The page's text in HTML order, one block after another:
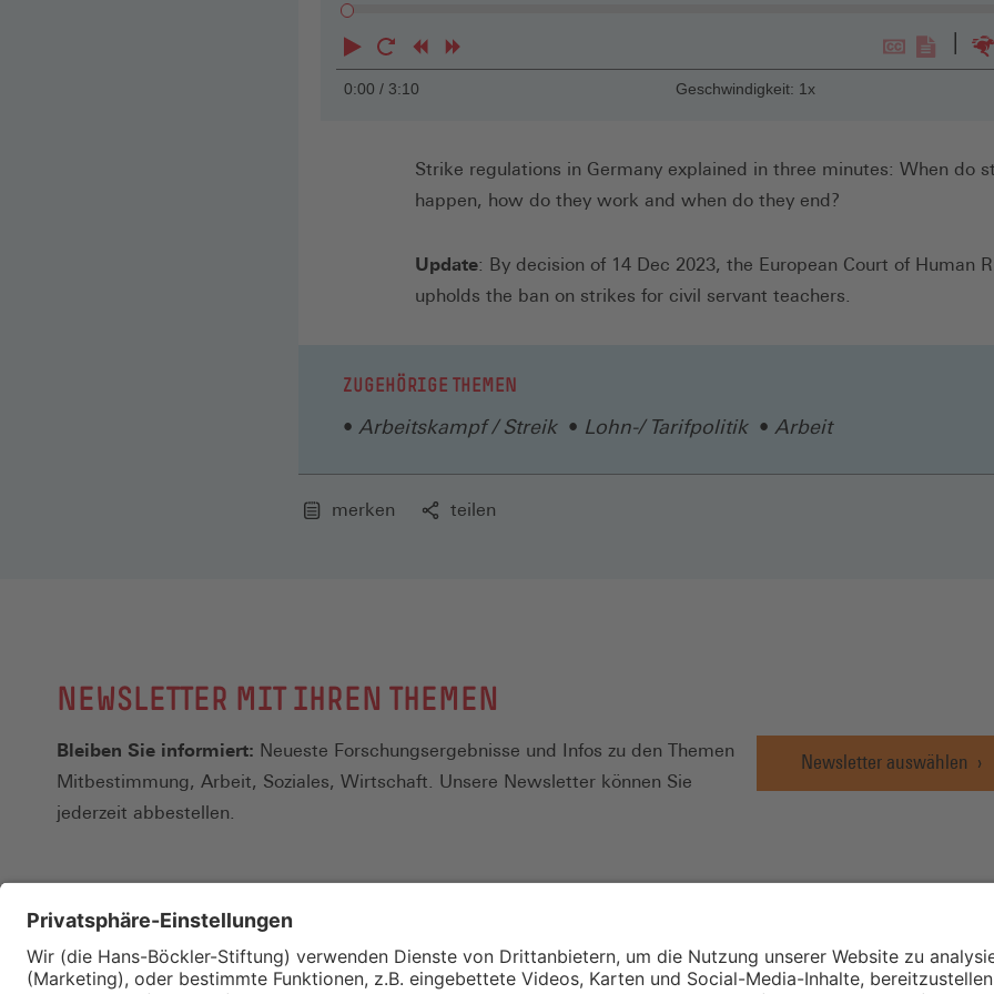
Abspielen
Neustart
ZurückVorwärts
Untertitel
0:00 / 3:10 Geschwindigkeit: 1x
Strike regulations in Germany explained in three minutes: When do
happen, how do they work and when do they end?
Update: By decision of 14 Dec 2023, the European Court of Human
upholds the ban on strikes for civil servant teachers.
ZUGEHÖRIGE THEMEN
Arbeitskampf / Streik Lohn-/ Tarifpolitik Arbeit
merken teilen
NEWSLETTER MIT IHREN THEMEN
Bleiben Sie informiert: Neueste Forschungsergebnisse und Infos zu den Themen
Mitbestimmung, Arbeit, Soziales, Wirtschaft. Unsere Newsletter können Sie
jederzeit abbestellen.
Newsletter auswählen
Kontakt Wirtschafts- und